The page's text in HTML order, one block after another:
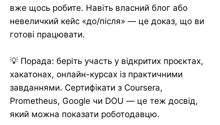
вже щось робите. Навіть власний блог або
невеличкий кейс «до/після» — це доказ, що ви
готові працювати.
💡 Порада: беріть участь у відкритих проєктах,
хакатонах, онлайн-курсах із практичними
завданнями. Сертифікати з Coursera,
Prometheus, Google чи DOU — це теж досвід,
який можна показати роботодавцю.